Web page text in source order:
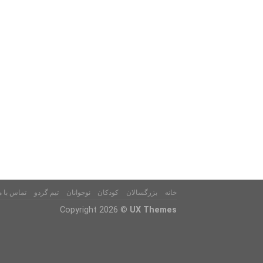
خانه بزرگسالان کودکان نوجوانان تیم گردو تماس با
Copyright 2026 © UX Themes